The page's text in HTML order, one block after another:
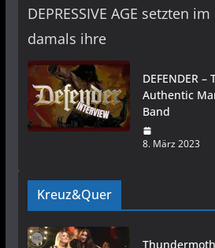
DEPRESSIVE AGE setzten
damals ihre
DEFENDER –
Authentic
Band
8. März 2023
Kreuz&Quer